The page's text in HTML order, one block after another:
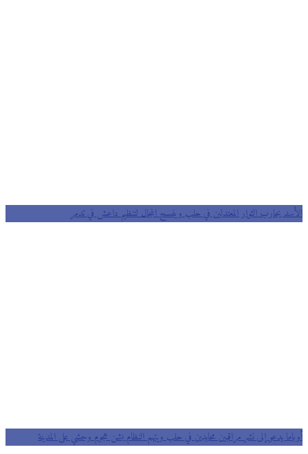
الأسد يحارب الثوار المعتدلين في حلب ويفسح المجال لتنظيم داعش في تدمر
أوباما يدعو إلى نشر مراقبين محايدين في حلب ويتهم النظام بشن هجوم وحشي على المدينة